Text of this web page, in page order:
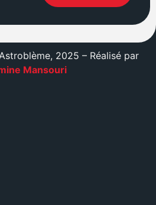
2025 – Réalisé par
Mansouri